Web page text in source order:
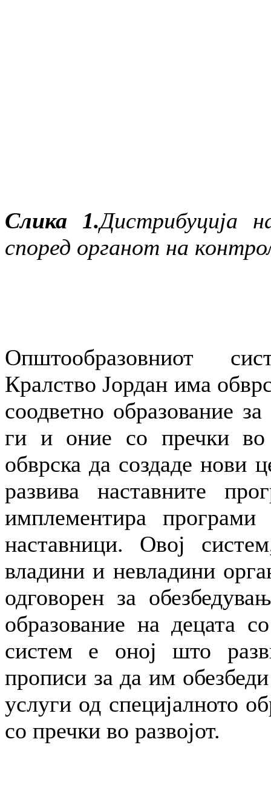
Слика 1.Дистрибуција
според органот на
Општообразовниот
Кралство Јордан има
соодветно образование
ги и оние со пречки во
обврска да создаде нови
развива наставните
имплементира
наставници. Овој
владини и невладини
одговорен за
образование на децата
систем е оној што
прописи за да им
услуги од специјалното
со пречки во развојот.